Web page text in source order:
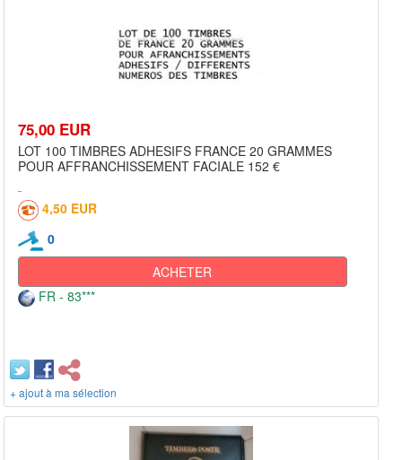
75,00 EUR
LOT 100 TIMBRES ADHESIFS FRANCE 20 GRAMMES
POUR AFFRANCHISSEMENT FACIALE 152 €
4,50 EUR
0
ACHETER
FR - 83***
+ ajout à ma sélection